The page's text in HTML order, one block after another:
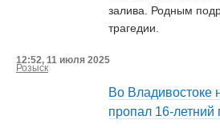
залива. Родным
трагедии.
12:52, 11 июля 2025
Розыск
Во Владивостоке
пропал 16-летний